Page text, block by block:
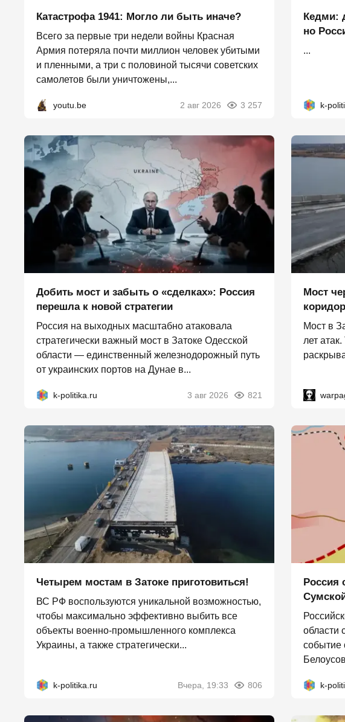
Катастрофа 1941: Могло ли быть иначе?
Всего за первые три недели войны Красная
Армия потеряла почти миллион человек убитыми
и пленными, а три с половиной тысячи советских
самолетов были уничтожены,...
youtu.be 2 авг 2026 3 257
Кедми:
но
...
k-
Добить мост и забыть о «сделках»: Россия
перешла к новой стратегии
Россия на выходных масштабно атаковала
стратегически важный мост в Затоке Одесской
области — единственный железнодорожный путь
от украинских портов на Дунае в...
k-politika.ru 3 авг 2026 821
Мост
Мост в
лет
Четырем мостам в Затоке приготовиться!
ВС РФ воспользуются уникальной возможностью,
чтобы максимально эффективно выбить все
объекты военно-промышленного комплекса
Украины, а также стратегически...
k-politika.ru Вчера, 19:33 806
Россия
области
событие
k-